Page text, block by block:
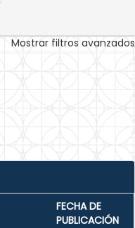
Mostrar filtros avanzados
FECHA DE
PUBLICACIÓN